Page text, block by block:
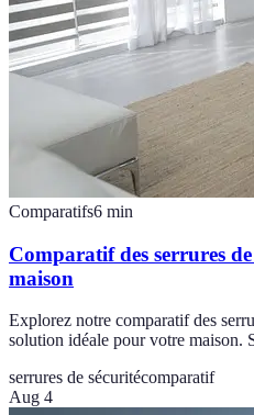
Comparatifs6 min
Comparatif des serrures
maison
Explorez notre comparatif des
solution idéale pour votre maison.
serrures de sécuritécomparatif
Aug 4